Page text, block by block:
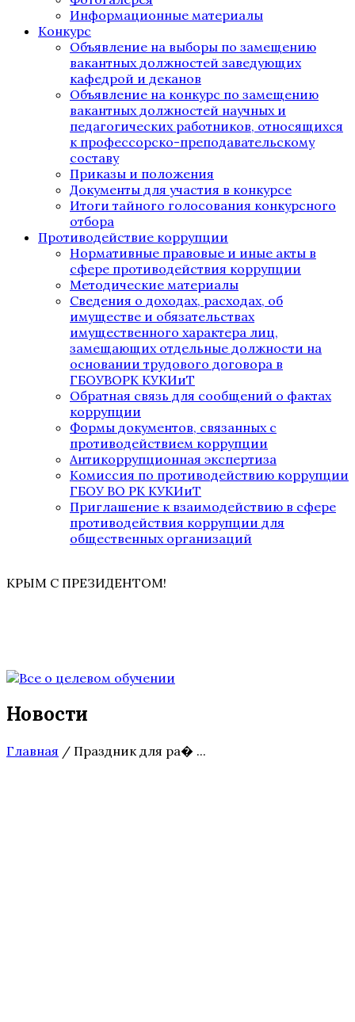
Информационные материалы
Конкурс
Объявление на выборы по замещению
вакантных должностей заведующих
кафедрой и деканов
Объявление на конкурс по замещению
вакантных должностей научных и
педагогических работников, относящихся
к профессорско-преподавательскому
составу
Приказы и положения
Документы для участия в конкурсе
Итоги тайного голосования конкурсного
отбора
Противодействие коррупции
Нормативные правовые и иные акты в
сфере противодействия коррупции
Методические материалы
Сведения о доходах, расходах, об
имуществе и обязательствах
имущественного характера лиц,
замещающих отдельные должности на
основании трудового договора в
ГБОУВОРК КУКИиТ
Обратная связь для сообщений о фактах
коррупции
Формы документов, связанных с
противодействием коррупции
Антикоррупционная экспертиза
Комиссия по противодействию коррупции
ГБОУ ВО РК КУКИиТ
Приглашение к взаимодействию в сфере
противодействия коррупции для
общественных организаций
КРЫМ С ПРЕЗИДЕНТОМ!
Новости
Главная / Праздник для ра� ...